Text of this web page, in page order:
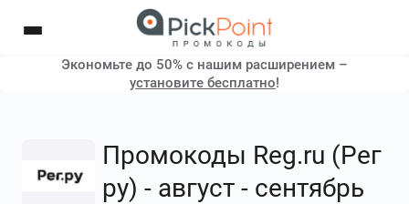
Экономьте до 50% с нашим расширением –
установите бесплатно!
Промокоды Reg.ru (Рег
ру) - август - сентябрь